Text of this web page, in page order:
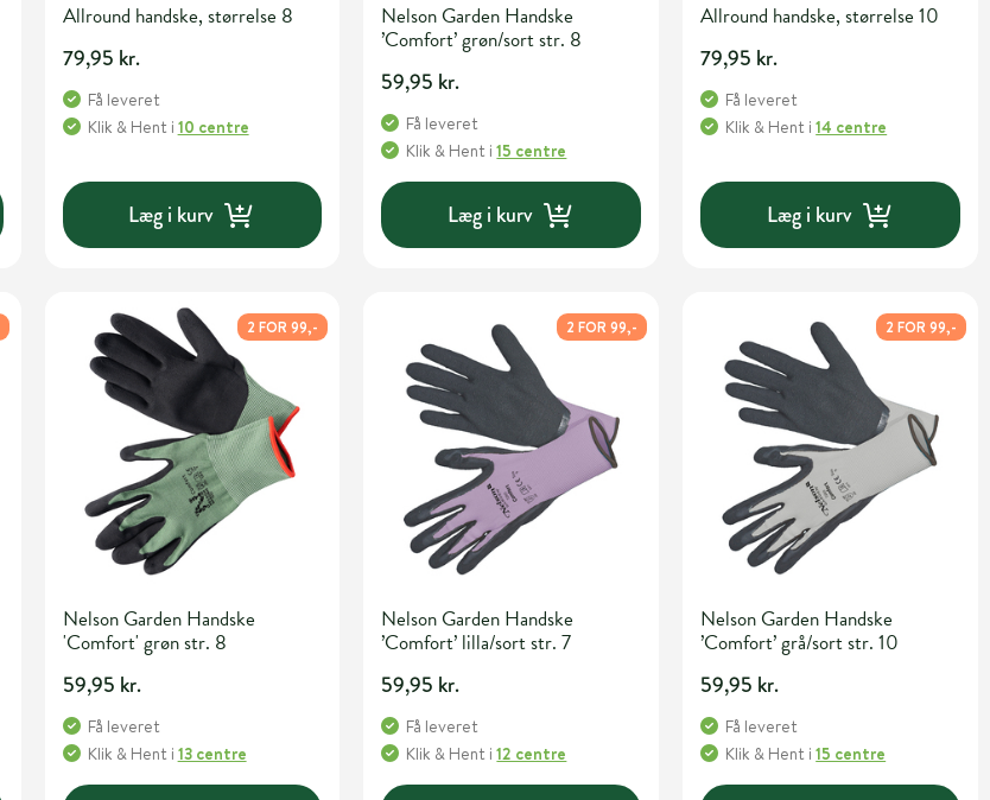
Allround handske, størrelse 8
79,95 kr.
Få leveret
Klik & Hent i 10 centre
Læg i kurv
Nelson Garden Handske
’Comfort’ grøn/sort str. 8
59,95 kr.
Få leveret
Klik & Hent i15 centre
Læg i kurv
Allround handske, størrelse 10
79,95 kr.
Få leveret
Klik & Hent i14 centre
Læg i kurv
2 FOR 99,-
Nelson Garden Handske
'Comfort' grøn str. 8
59,95 kr.
Få leveret
Klik & Hent i 13 centre
2 FOR 99,-
Nelson Garden Handske
’Comfort’ lilla/sort str. 7
59,95 kr.
Få leveret
Klik & Hent i12 centre
2 FOR 99,-
Nelson Garden Handske
’Comfort’ grå/sort str. 10
59,95 kr.
Få leveret
Klik & Hent i15 centre